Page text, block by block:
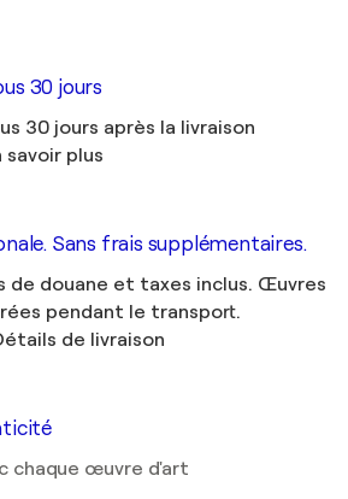
30 jours
30 jours après la livraison
savoir plus
Sans frais supplémentaires.
de douane et taxes inclus. Œuvres
pendant le transport.
de livraison
chaque œuvre d'art